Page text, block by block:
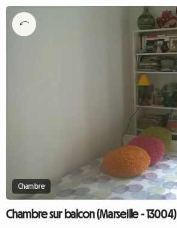
Chambre
Chambre sur balcon (Marseille - 13004)